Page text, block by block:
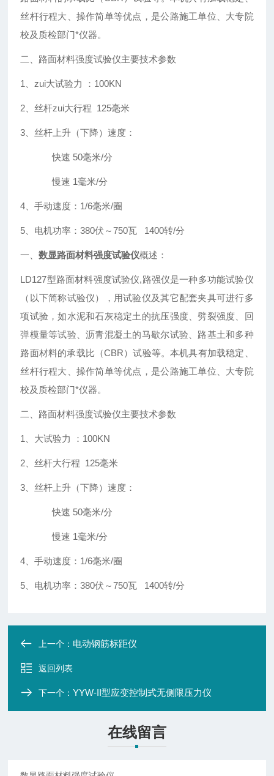
丝杆行程大、操作简单等优点，是公路施工单位、大专院
校及质检部门*仪器。
二、路面材料强度试验仪主要技术参数
1、zui大试验力 ：100KN
2、丝杆zui大行程 125毫米
3、丝杆上升（下降）速度：
快速 50毫米/分
慢速 1毫米/分
4、手动速度：1/6毫米/圈
5、电机功率：380伏～750瓦 1400转/分
一、数显路面材料强度试验仪概述：
LD127型路面材料强度试验仪,路强仪是一种多功能试验仪
（以下简称试验仪），用试验仪及其它配套夹具可进行多
项试验，如水泥和石灰稳定土的抗压强度、劈裂强度、回
弹模量等试验、沥青混凝土的马歇尔试验、路基土和多种
路面材料的承载比（CBR）试验等。本机具有加载稳定、
丝杆行程大、操作简单等优点，是公路施工单位、大专院
校及质检部门*仪器。
二、路面材料强度试验仪主要技术参数
1、大试验力 ：100KN
2、丝杆大行程 125毫米
3、丝杆上升（下降）速度：
快速 50毫米/分
慢速 1毫米/分
4、手动速度：1/6毫米/圈
5、电机功率：380伏～750瓦 1400转/分
上一个： 电动钢筋标距仪
返回列表
下一个：YYW-II型应变控制式无侧限压力仪
在线留言